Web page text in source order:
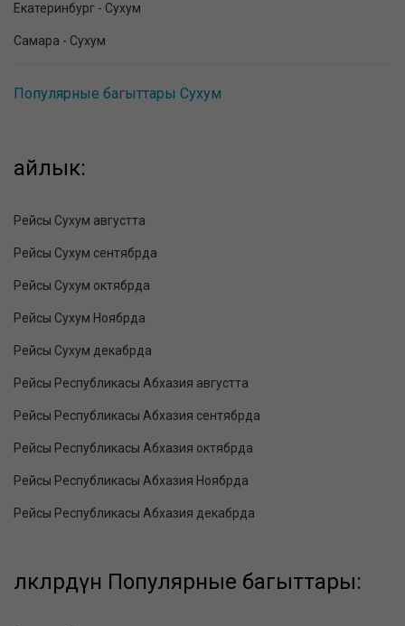
Екатеринбург - Сухум
Самара - Сухум
Популярные багыттары Сухум
айлык:
Рейсы Сухум августта
Рейсы Сухум сентябрда
Рейсы Сухум октябрда
Рейсы Сухум Ноябрда
Рейсы Сухум декабрда
Рейсы Республикасы Абхазия августта
Рейсы Республикасы Абхазия сентябрда
Рейсы Республикасы Абхазия октябрда
Рейсы Республикасы Абхазия Ноябрда
Рейсы Республикасы Абхазия декабрда
өлкөлөрдүн Популярные багыттары: